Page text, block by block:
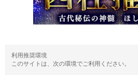
利用推奨環境
このサイトは、次の環境でご利用ください。